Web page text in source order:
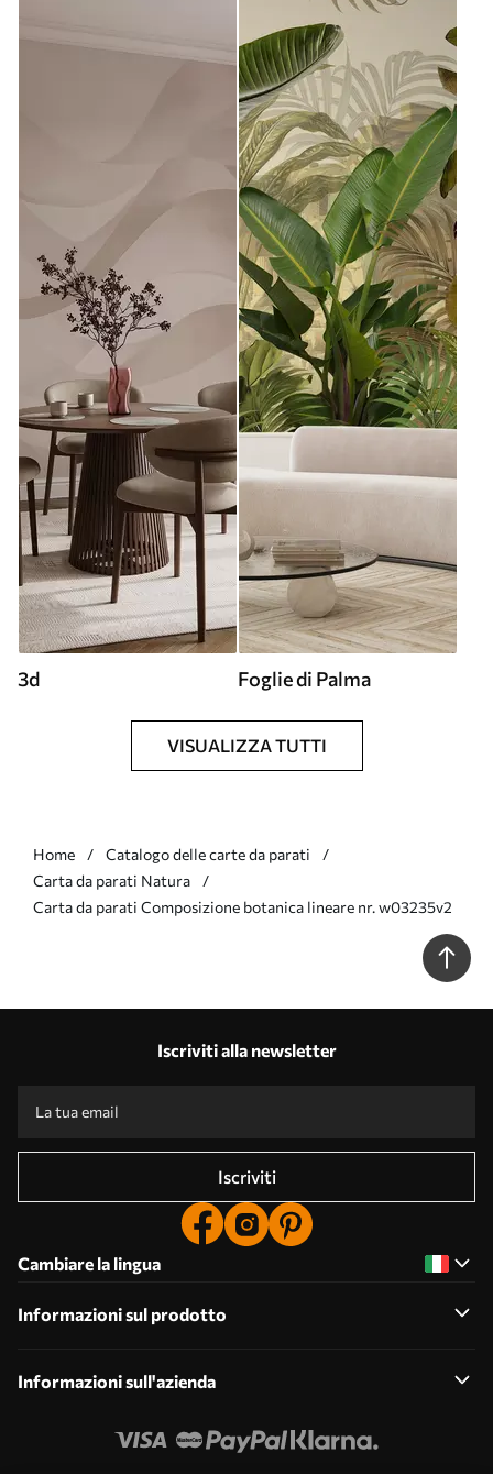
3d Foglie di Palma
VISUALIZZA TUTTI
Home
Catalogo delle carte da parati
Carta da parati Natura
Carta da parati Composizione botanica lineare nr. w03235v2
Iscriviti alla newsletter
Iscriviti
Cambiare la lingua
Informazioni sul prodotto
Informazioni sull'azienda